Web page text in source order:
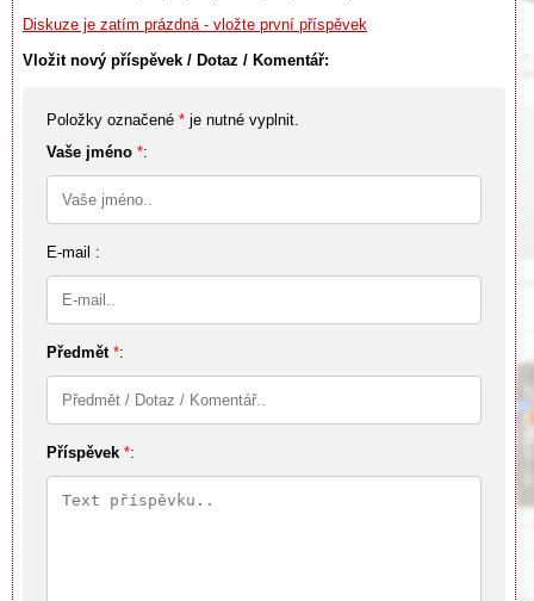
Diskuze je zatím prázdná - vložte první příspěvek
Vložit nový příspěvek / Dotaz / Komentář:
Položky označené * je nutné vyplnit.
Vaše jméno *:
E-mail :
Předmět *:
Příspěvek *: